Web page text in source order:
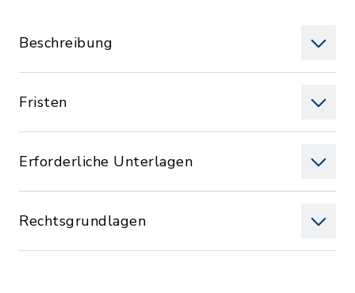
Beschreibung
Fristen
Erforderliche Unterlagen
Rechtsgrundlagen